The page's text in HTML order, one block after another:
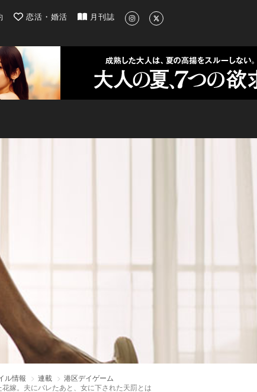
新のグルメ、洗練されたライフスタイル情報
恋活・婚活 月刊誌
ル情報 連載
港区デイゲーム
嫁。夫にバレたあと、女に下された天罰とは